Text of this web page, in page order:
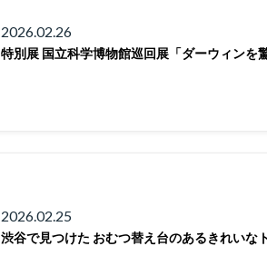
2026.02.26
特別展 国立科学博物館巡回展「ダーウィンを
2026.02.25
渋谷で見つけた おむつ替え台のあるきれいな